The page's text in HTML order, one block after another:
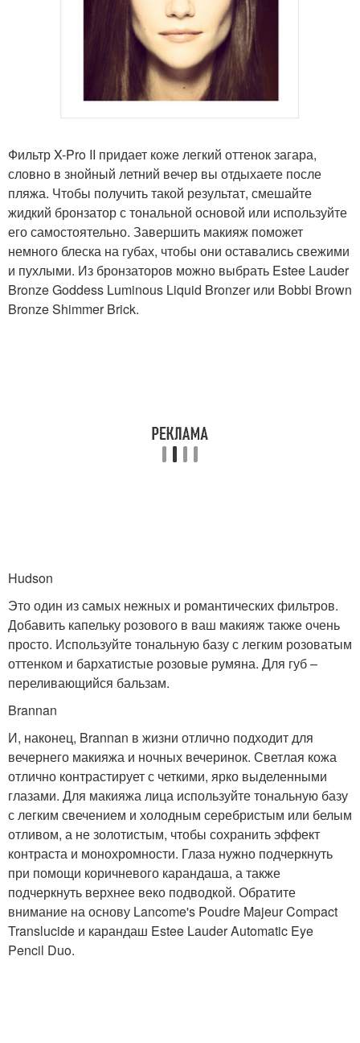
Фильтр X-Pro II придает коже легкий оттенок загара,
словно в знойный летний вечер вы отдыхаете после
пляжа. Чтобы получить такой результат, смешайте
жидкий бронзатор с тональной основой или используйте
его самостоятельно. Завершить макияж поможет
немного блеска на губах, чтобы они оставались свежими
и пухлыми. Из бронзаторов можно выбрать Estee Lauder
Bronze Goddess Luminous Liquid Bronzer или Bobbi Brown
Bronze Shimmer Brick.
Hudson
Это один из самых нежных и романтических фильтров.
Добавить капельку розового в ваш макияж также очень
просто. Используйте тональную базу с легким розоватым
оттенком и бархатистые розовые румяна. Для губ –
переливающийся бальзам.
Brannan
И, наконец, Brannan в жизни отлично подходит для
вечернего макияжа и ночных вечеринок. Светлая кожа
отлично контрастирует с четкими, ярко выделенными
глазами. Для макияжа лица используйте тональную базу
с легким свечением и холодным серебристым или белым
отливом, а не золотистым, чтобы сохранить эффект
контраста и монохромности. Глаза нужно подчеркнуть
при помощи коричневого карандаша, а также
подчеркнуть верхнее веко подводкой. Обратите
внимание на основу Lancome's Poudre Majeur Compact
Translucide и карандаш Estee Lauder Automatic Eye
Pencil Duo.